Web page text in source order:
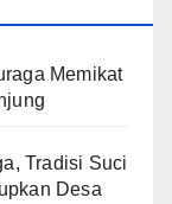
Memikat
Tradisi Suci
Desa